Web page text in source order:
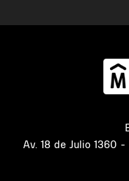
Av. 18 de Julio 1360